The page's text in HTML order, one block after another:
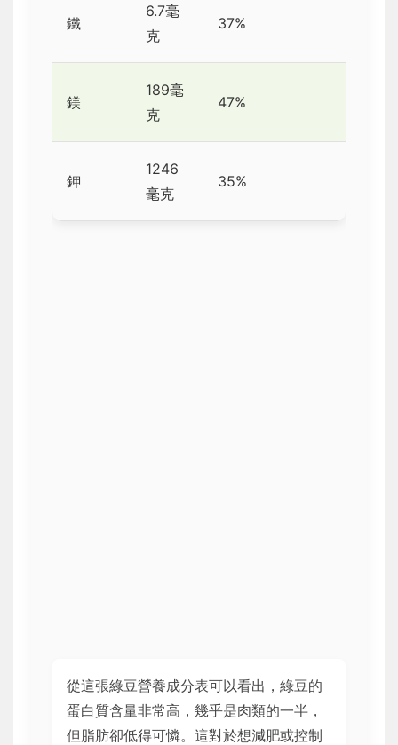
鐵
6.7毫
克
37%
鎂
189毫
克
47%
鉀
1246
毫克
35%
從這張綠豆營養成分表可以看出，綠豆的
蛋白質含量非常高，幾乎是肉類的一半，
但脂肪卻低得可憐。這對於想減肥或控制